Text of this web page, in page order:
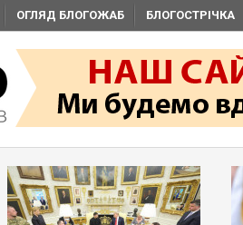
ОГЛЯД БЛОГОЖАБ БЛОГОСТРІЧКА